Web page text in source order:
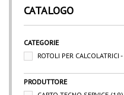
CATALOGO
CATEGORIE
ROTOLI PER CALCOLATRICI
PRODUTTORE